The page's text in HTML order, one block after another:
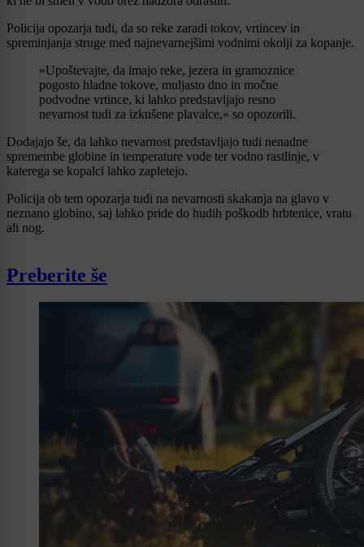
Policija opozarja tudi, da so reke zaradi tokov, vrtincev in
spreminjanja struge med najnevarnejšimi vodnimi okolji za kopanje.
»Upoštevajte, da imajo reke, jezera in gramoznice
pogosto hladne tokove, muljasto dno in močne
podvodne vrtince, ki lahko predstavljajo resno
nevarnost tudi za izkušene plavalce,« so opozorili.
Dodajajo še, da lahko nevarnost predstavljajo tudi nenadne
spremembe globine in temperature vode ter vodno rastlinje, v
katerega se kopalci lahko zapletejo.
Policija ob tem opozarja tudi na nevarnosti skakanja na glavo v
neznano globino, saj lahko pride do hudih poškodb hrbtenice, vratu
ali nog.
Preberite še